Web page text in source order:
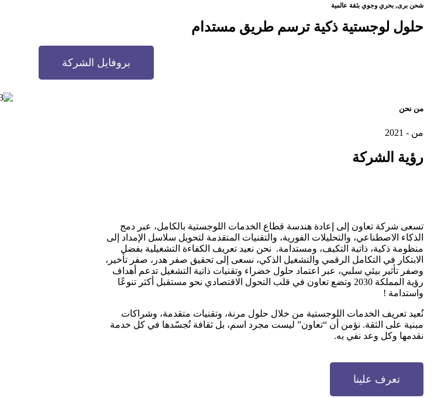
شحن برى, بحري وجوي بثقة عالمية
حلول لوجستية ذكية ترسم طريق مستدام
بروفايل الشركة
من نحن
من - 2021
رؤية الشركة
تسعى شركة تعاون إلى إعادة هندسة قطاع الخدمات اللوجستية بالكامل، عبر دمج
الذكاء الاصطناعي، والتحليلات الفورية، والتقنيات المتقدمة لتحويل سلاسل الإمداد إلى
منظومة ذكية، ذاتية التكيف، ومستدامة. نحن نعيد تعريف الكفاءة التشغيلية بفضل
الابتكار في التكامل الرقمي والتشغيل الذكي، نسعى إلى تحقيق صفر هدر، صفر تأخير،
وصفر تأثير بيئي سلبي، عبر اعتماد حلول خضراء وتقنيات ذاتية التشغيل تدعم أهداف
رؤية المملكة 2030 وتضع تعاون في قلب التحول الاقتصادي نحو مستقبل أكثر تنوعًا
واستدامة !
نُعيد تعريف الخدمات اللوجستية من خلال حلول مرنة، وتقنيات متقدمة، وشراكات
مبنية على الثقة. نؤمن أن “تعاون” ليست مجرد اسم، بل ثقافة نُجسّدها في كل خدمة
نقدمها وكل وعد نفي به.
تعرف علينا